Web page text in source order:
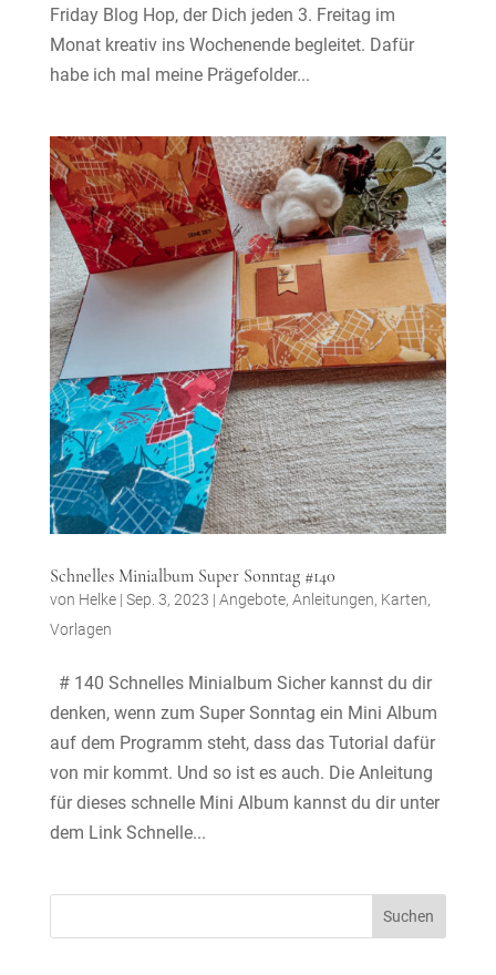
Friday Blog Hop, der Dich jeden 3. Freitag im
Monat kreativ ins Wochenende begleitet. Dafür
habe ich mal meine Prägefolder...
Schnelles Minialbum Super Sonntag #140
von Helke| Sep. 3, 2023 | Angebote, Anleitungen, Karten,
Vorlagen
# 140 Schnelles Minialbum Sicher kannst du dir
denken, wenn zum Super Sonntag ein Mini Album
auf dem Programm steht, dass das Tutorial dafür
von mir kommt. Und so ist es auch. Die Anleitung
für dieses schnelle Mini Album kannst du dir unter
dem Link Schnelle...